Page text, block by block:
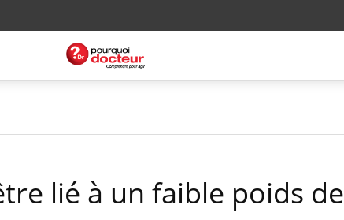
lié à un faible poids de